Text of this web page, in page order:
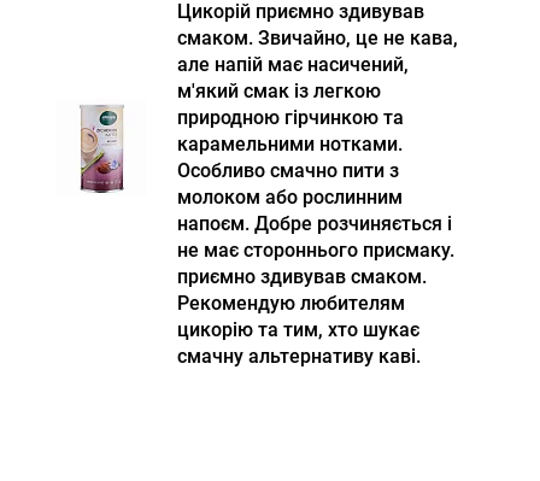
Цикорій приємно здивував
смаком. Звичайно, це не кава,
але напій має насичений,
м'який смак із легкою
природною гірчинкою та
карамельними нотками.
Особливо смачно пити з
молоком або рослинним
напоєм. Добре розчиняється і
не має стороннього присмаку.
приємно здивував смаком.
Рекомендую любителям
цикорію та тим, хто шукає
смачну альтернативу каві.